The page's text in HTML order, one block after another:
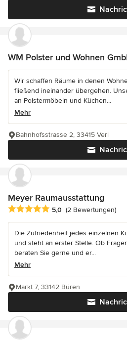
WM Polster und Wohnen
Wir schaffen Räume in denen
fließend ineinander übergehen.
an Polstermöbeln und Küchen...
Mehr
Bahnhofsstrasse 2, 33415 Verl
Meyer Raumausstattung
Durchschnittliche Bewertung: 5
5,0 (2 Bewertungen)
Die Zufriedenheit jedes einzelnen
und steht an erster Stelle. Ob
beraten Sie gerne und er...
Mehr
Markt 7, 33142 Büren